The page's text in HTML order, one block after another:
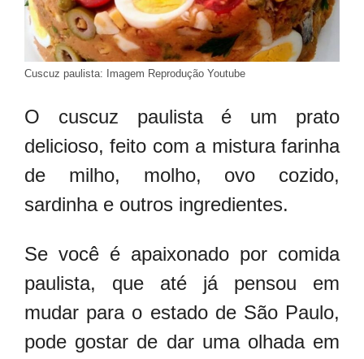
Cuscuz paulista: Imagem Reprodução Youtube
O cuscuz paulista é um prato
delicioso, feito com a mistura farinha
de milho, molho, ovo cozido,
sardinha e outros ingredientes.
Se você é apaixonado por comida
paulista, que até já pensou em
mudar para o estado de São Paulo,
pode gostar de dar uma olhada em